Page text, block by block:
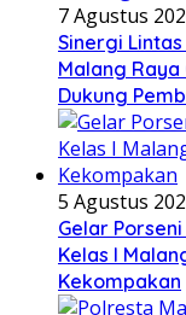
7 Agustus
Sinergi Lintas
Malang Raya
Dukung
5 Agustus
Gelar
Kelas I
Kekompakan